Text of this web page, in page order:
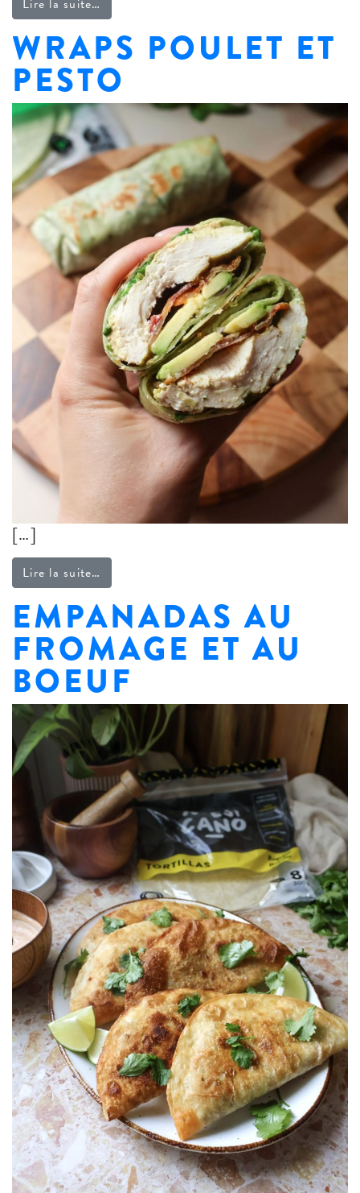
WRAPS POULET ET
PESTO
[…]
Lire la suite…
EMPANADAS AU
FROMAGE ET AU
BOEUF